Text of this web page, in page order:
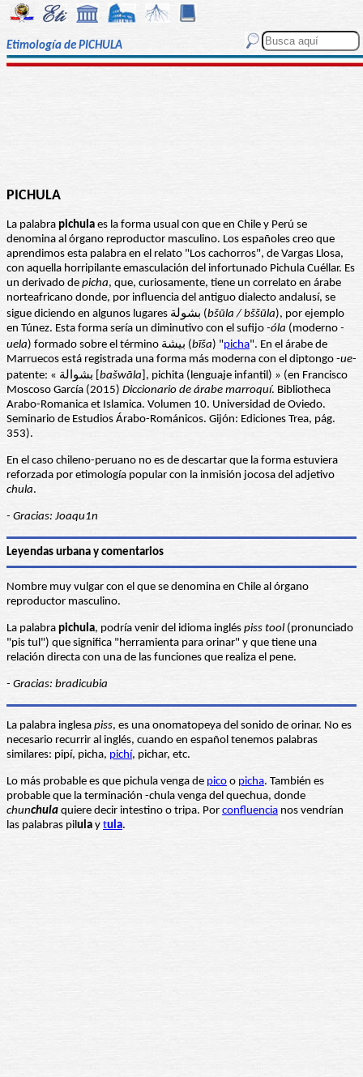
Etimología de PICHULA
PICHULA
La palabra pichula es la forma usual con que en Chile y Perú se
denomina al órgano reproductor masculino. Los españoles creo que
aprendimos esta palabra en el relato "Los cachorros", de Vargas Llosa,
con aquella horripilante emasculación del infortunado Pichula Cuéllar. Es
un derivado de picha, que, curiosamente, tiene un correlato en árabe
norteafricano donde, por influencia del antiguo dialecto andalusí, se
sigue diciendo en algunos lugares بشولة (bšūla / bššūla), por ejemplo
en Túnez. Esta forma sería un diminutivo con el sufijo -óla (moderno -
uela
) formado sobre el término بيشة (bīša) "picha". En el árabe de
Marruecos está registrada una forma más moderna con el diptongo -ue-
bašwāla ], pichita (lenguaje infantil) » (en Francisco
Moscoso García (2015) Diccionario de árabe marroquí. Bibliotheca
Arabo-Romanica et Islamica. Volumen 10. Universidad de Oviedo.
Seminario de Estudios Árabo-Románicos. Gijón: Ediciones Trea, pág.
353).
En el caso chileno-peruano no es de descartar que la forma estuviera
reforzada por etimología popular con la inmisión jocosa del adjetivo
chula.
- Gracias: Joaqu1n
Leyendas urbana y comentarios
Nombre muy vulgar con el que se denomina en Chile al órgano
reproductor masculino.
La palabra pichula, podría venir del idioma inglés piss tool (pronunciado
"pis tul") que significa "herramienta para orinar" y que tiene una
relación directa con una de las funciones que realiza el pene.
- Gracias: bradicubia
La palabra inglesa piss, es una onomatopeya del sonido de orinar. No es
necesario recurrir al inglés, cuando en español tenemos palabras
similares: pipí, picha, pichí, pichar, etc.
Lo más probable es que pichula venga de pico o picha. También es
probable que la terminación -chula venga del quechua, donde
chunchula quiere decir intestino o tripa. Por confluencia nos vendrían
las palabras pilula y tula.